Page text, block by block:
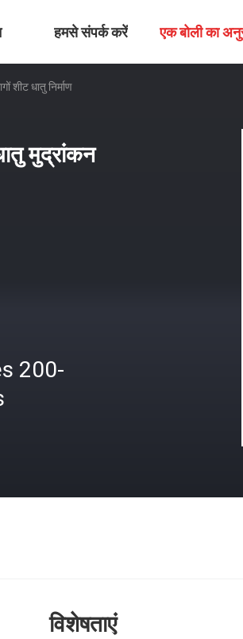
हमसे संपर्क करें एक बोली का
शीट धातु निर्माण
मुद्रांकन
200-
विशेषताएं